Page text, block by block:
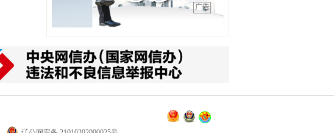
工作单位：中国医科大学附
属第四医院
金元哲
职务：心血管内科
【详情】
广告